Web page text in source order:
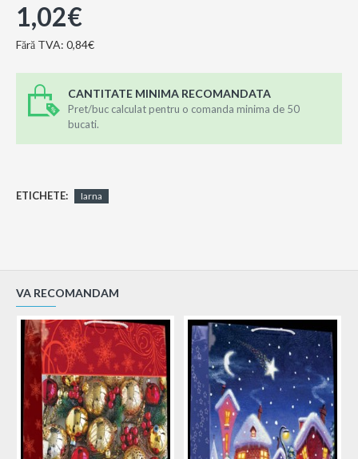
1,02€
Fără TVA: 0,84€
CANTITATE MINIMA RECOMANDATA
Pret/buc calculat pentru o comanda minima de 50
bucati.
ETICHETE: Iarna
VA RECOMANDAM